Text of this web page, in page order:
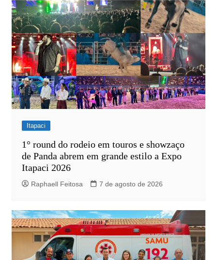
Itapaci
1° round do rodeio em touros e showzaço
de Panda abrem em grande estilo a Expo
Itapaci 2026
Raphaell Feitosa 7 de agosto de 2026